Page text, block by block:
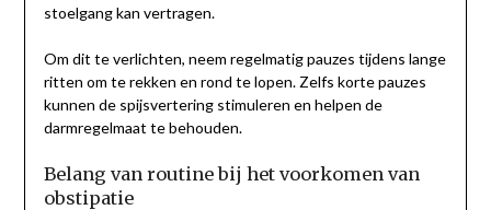
stoelgang kan vertragen.
Om dit te verlichten, neem regelmatig pauzes tijdens lange
ritten om te rekken en rond te lopen. Zelfs korte pauzes
kunnen de spijsvertering stimuleren en helpen de
darmregelmaat te behouden.
Belang van routine bij het voorkomen van
obstipatie